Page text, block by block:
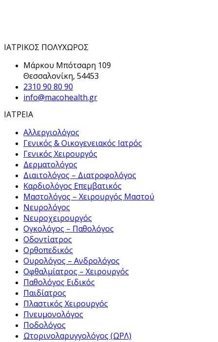
ΙΑΤΡΙΚΟΣ ΠΟΛΥΧΩΡΟΣ
Μάρκου Μπότσαρη 109
Θεσσαλονίκη, 54453
2310 90 80 90
info@macohealth.gr
ΙΑΤΡΕΙΑ
Αλλεργιολόγος
Γενικός & Οικογενειακός Ιατρός
Γενικός Χειρουργός
Δερματολόγος
Διαιτολόγος – Διατροφολόγος
Καρδιολόγος Επεμβατικός
Μαστολόγος – Χειρουργός Μαστού
Νευρολόγος
Νευροχειρουργός
Ογκολόγος – Παθολόγος
Οδοντίατρος
Ορθοπεδικός
Ουρολόγος – Ανδρολόγος
Οφθαλμίατρος – Χειρουργός
Παθολόγος Ειδικός
Παιδίατρος
Πλαστικός Χειρουργός
Πνευμονολόγος
Ποδολόγος
Ωτορινολαρυγγολόγος (ΩΡΛ)